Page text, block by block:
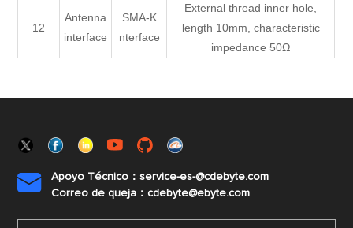
12
Antenna
interface
SMA-K
nterface
External thread inner hole,
length 10mm, characteristic
impedance 50Ω

Apoyo Técnico：service-es-@cdebyte.com
Correo de queja：cdebyte@ebyte.com